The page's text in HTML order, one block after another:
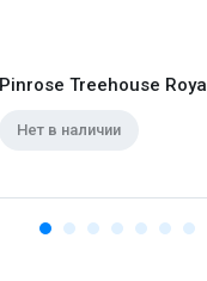
Pinrose Treehouse Royal
Нет в наличии